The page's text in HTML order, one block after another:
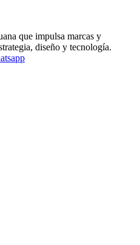
que impulsa marcas y
diseño y tecnología.